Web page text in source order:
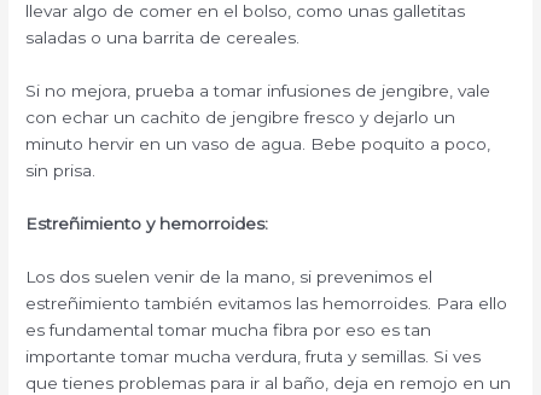
llevar algo de comer en el bolso, como unas galletitas
saladas o una barrita de cereales.
Si no mejora, prueba a tomar infusiones de jengibre, vale
con echar un cachito de jengibre fresco y dejarlo un
minuto hervir en un vaso de agua. Bebe poquito a poco,
sin prisa.
Estreñimiento y hemorroides:
Los dos suelen venir de la mano, si prevenimos el
estreñimiento también evitamos las hemorroides. Para ello
es fundamental tomar mucha fibra por eso es tan
importante tomar mucha verdura, fruta y semillas. Si ves
que tienes problemas para ir al baño, deja en remojo en un